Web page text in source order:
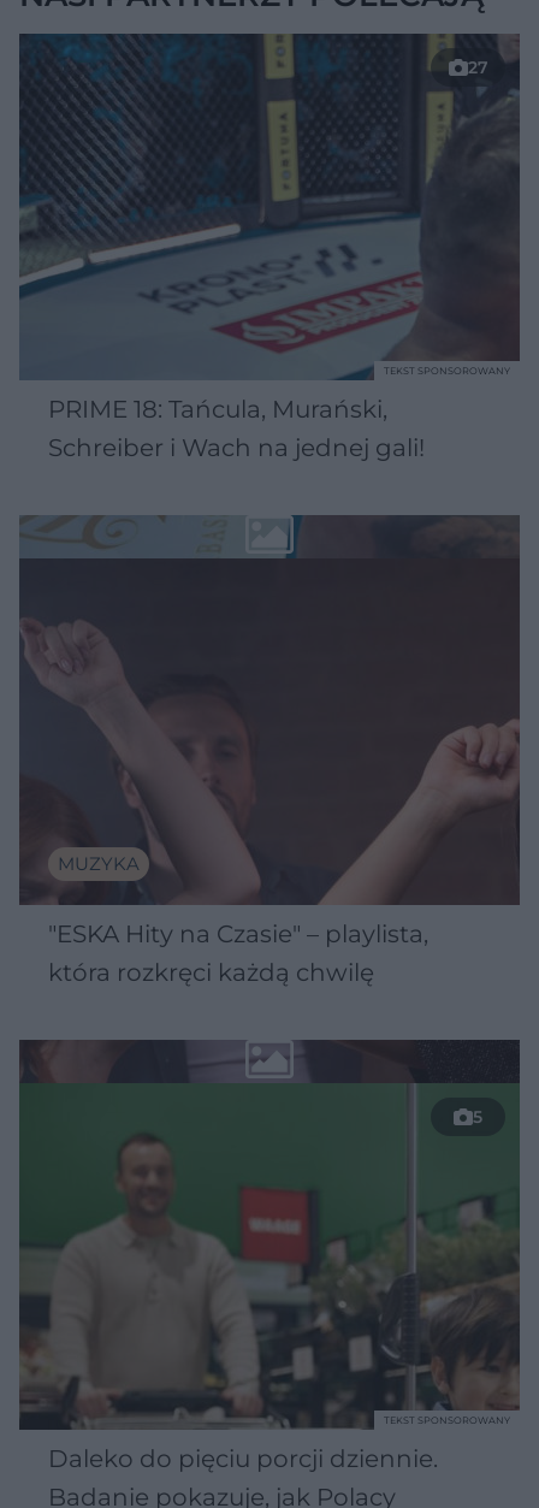
27
PRIME 18: Tańcula, Murański,
Schreiber i Wach na jednej gali!
TEKST SPONSOROWANY
MUZYKA
"ESKA Hity na Czasie" – playlista,
która rozkręci każdą chwilę
5
Daleko do pięciu porcji dziennie.
Badanie pokazuje, jak Polacy
TEKST SPONSOROWANY